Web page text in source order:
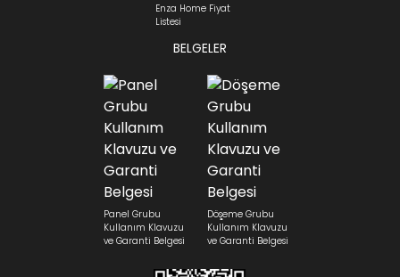
Enza Home Fiyat
Listesi
BELGELER
Panel Grubu
Kullanım Klavuzu
ve Garanti Belgesi
Döşeme Grubu
Kullanım Klavuzu
ve Garanti Belgesi